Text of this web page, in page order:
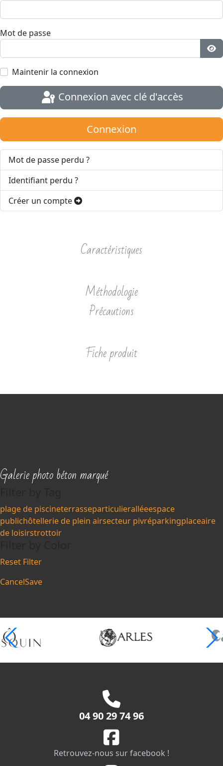
Mot de passe
Maintenir la connexion
Connexion avec clé d'accès
Connexion
Mot de passe perdu ?
Identifiant perdu ?
Créer un compte
Caractéristiques
Méthodologie
Précautions
Fiche produit
Galerie photo béton marqué
plage de piscineterrasseparticulieralléeespace
publichôtellerie de plein airsecteur pivréparkingplaceaire
de loisirstrottoir
Reset Filter
CancelSave
04 90 29 74 96
Retrouvez-nous sur facebook !